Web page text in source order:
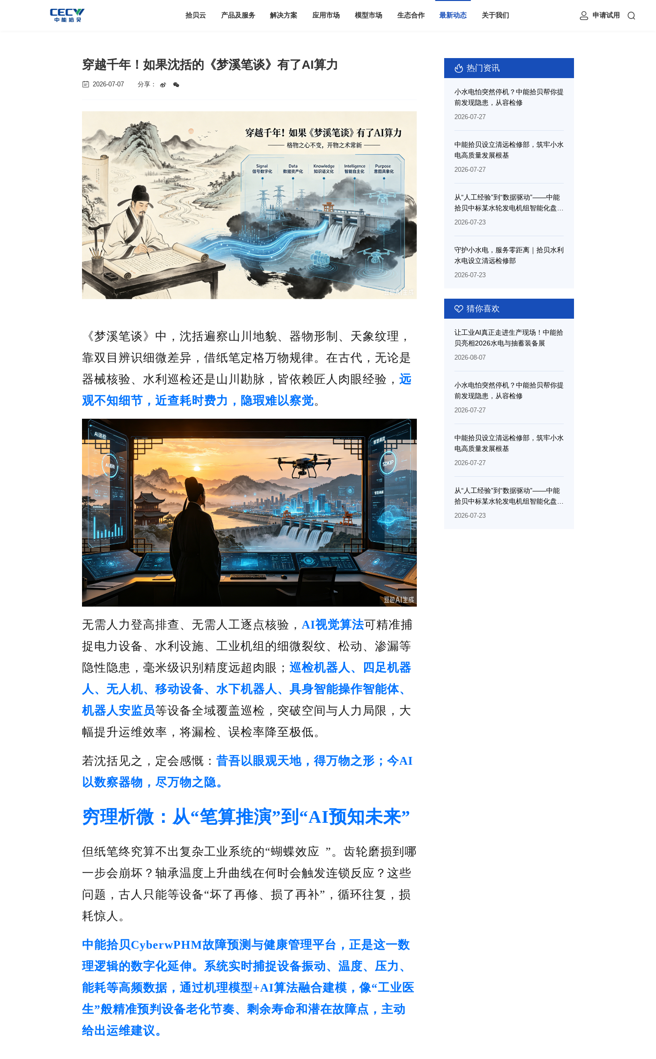
拾贝云 产品及服务 解决方案 应用市场 模型市场 生态合作 最新动态 关于我们 申请试用
穿越千年！如果沈括的《梦溪笔谈》有了AI算力
2026-07-07 分享：
《梦溪笔谈》中，沈括遍察山川地貌、器物形制、天象纹理，
靠双目辨识细微差异，借纸笔定格万物规律。在古代，无论是
器械核验、水利巡检还是山川勘脉，皆依赖匠人肉眼经验， 远
观不知细节，近查耗时费力，隐瑕难以察觉。
无需人力登高排查、无需人工逐点核验， AI视觉算法可精准捕
捉电力设备、水利设施、工业机组的细微裂纹、松动、渗漏等
隐性隐患，毫米级识别精度远超肉眼； 巡检机器人、四足机器
人、无人机、移动设备、水下机器人、具身智能操作智能体、
机器人安监员等设备全域覆盖巡检，突破空间与人力局限，大
幅提升运维效率，将漏检、误检率降至极低。
若沈括见之，定会感慨： 昔吾以眼观天地，得万物之形；今AI
以数察器物，尽万物之隐。
穷理析微： 从“笔算推演”到“AI预知未来”
但纸笔终究算不出复杂工业系统的“蝴蝶效应 ”。齿轮磨损到哪
一步会崩坏？轴承温度上升曲线在何时会触发连锁反应？这些
问题，古人只能等设备“坏了再修、损了再补”，循环往复，损
耗惊人。
中能拾贝CyberwPHM故障预测与健康管理平台 ，正是这一数
理逻辑的数字化延伸。系统实时捕捉设备振动、温度、压力、
能耗等高频数据，通过机理模型+AI算法融合建模，像“工业医
生”般精准预判设备老化节奏、剩余寿命和潜在故障点，主动
给出运维建议。
热门资讯
小水电怕突然停机？中能拾贝帮你提
前发现隐患，从容检修
2026-07-27
中能拾贝设立清远检修部，筑牢小水
电高质量发展根基
2026-07-27
从“人工经验”到“数据驱动”——中能
拾贝中标某水轮发电机组智能化盘车
测量分析系统服务项目，以工业智能
2026-07-23
守护小水电，服务零距离｜拾贝水利
水电设立清远检修部
2026-07-23
猜你喜欢
让工业AI真正走进生产现场！中能拾
贝亮相2026水电与抽蓄装备展
2026-08-07
小水电怕突然停机？中能拾贝帮你提
前发现隐患，从容检修
2026-07-27
中能拾贝设立清远检修部，筑牢小水
电高质量发展根基
2026-07-27
从“人工经验”到“数据驱动”——中能
拾贝中标某水轮发电机组智能化盘车
测量分析系统服务项目，以工业智能
2026-07-23